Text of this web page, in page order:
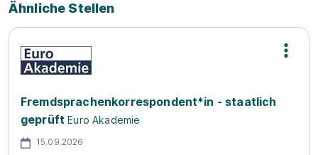
Ähnliche Stellen
Fremdsprachenkorrespondent*in - staatlich
geprüft Euro Akademie
15.09.2026